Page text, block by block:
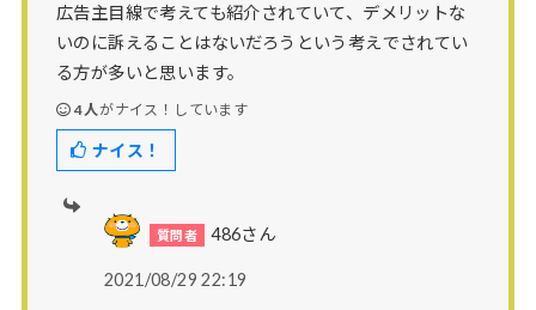
広告主目線で考えても紹介されていて、デメリットな
いのに訴えることはないだろうという考えでされてい
る方が多いと思います。
4人がナイス！しています
ナイス！
486さん
2021/08/29 22:19